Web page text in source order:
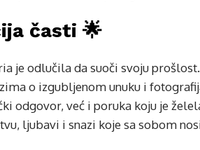
časti 🌟
je odlučila da suoči svoju
o izgubljenom unuku i
odgovor, već i poruka koju je
ljubavi i snazi koje sa sobom